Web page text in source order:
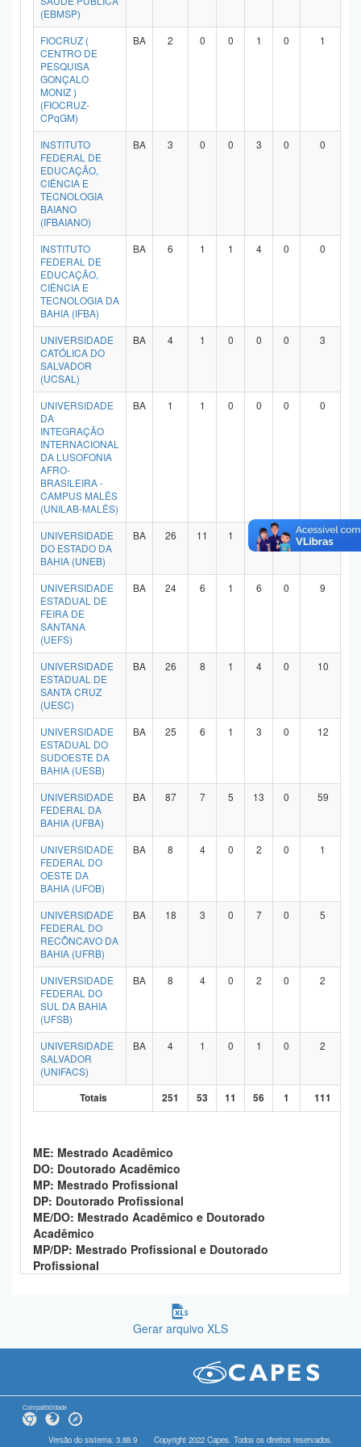
(EBMSP)
FIOCRUZ (
CENTRO DE
PESQUISA
GONÇALO
MONIZ )
(FIOCRUZ-
CPqGM)
BA 2 0 0 1 0 1
INSTITUTO
FEDERAL DE
EDUCAÇÃO,
CIÊNCIA E
TECNOLOGIA
BAIANO
(IFBAIANO)
BA 3 0 0 3 0 0
INSTITUTO
FEDERAL DE
EDUCAÇÃO,
CIÊNCIA E
TECNOLOGIA DA
BAHIA (IFBA)
BA 6 1 1 4 0 0
UNIVERSIDADE
CATÓLICA DO
SALVADOR
(UCSAL)
BA 4 1 0 0 0 3
UNIVERSIDADE
DA
INTEGRAÇÃO
INTERNACIONAL
DA LUSOFONIA
AFRO-
BRASILEIRA -
CAMPUS MALÊS
(UNILAB-MALÊS)
BA 1 1 0 0 0 0
UNIVERSIDADE
DO ESTADO DA
BAHIA (UNEB)
BA 26 11 1 6 1 4
UNIVERSIDADE
ESTADUAL DE
FEIRA DE
SANTANA
(UEFS)
BA 24 6 1 6 0 9
UNIVERSIDADE
ESTADUAL DE
SANTA CRUZ
(UESC)
BA 26 8 1 4 0 10
UNIVERSIDADE
ESTADUAL DO
SUDOESTE DA
BAHIA (UESB)
BA 25 6 1 3 0 12
UNIVERSIDADE
FEDERAL DA
BAHIA (UFBA)
BA 87 7 5 13 0 59
UNIVERSIDADE
FEDERAL DO
OESTE DA
BAHIA (UFOB)
BA 8 4 0 2 0 1
UNIVERSIDADE
FEDERAL DO
RECÔNCAVO DA
BAHIA (UFRB)
BA 18 3 0 7 0 5
UNIVERSIDADE
FEDERAL DO
SUL DA BAHIA
(UFSB)
BA 8 4 0 2 0 2
UNIVERSIDADE
SALVADOR
(UNIFACS)
BA 4 1 0 1 0 2
Totais 251 53 11 56 1 111
ME: Mestrado Acadêmico
DO: Doutorado Acadêmico
MP: Mestrado Profissional
DP: Doutorado Profissional
ME/DO: Mestrado Acadêmico e Doutorado
Acadêmico
MP/DP: Mestrado Profissional e Doutorado
Profissional
Gerar arquivo XLS
Compatibilidade
Versão do sistema: 3.88.9 Copyright 2022 Capes. Todos os direitos reservados.